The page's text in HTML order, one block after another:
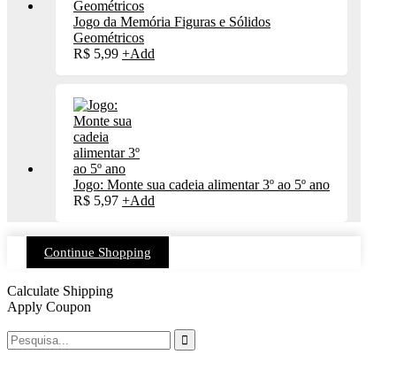
Jogo da Memória Figuras e Sólidos
Geométricos
R$ 5,99 +Add
Jogo: Monte sua cadeia alimentar 3º ao 5º ano
R$ 5,97 +Add
Continue Shopping
Calculate Shipping
Apply Coupon